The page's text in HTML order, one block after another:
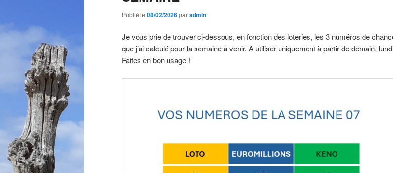
Publié le 08/02/2026paradmin
Je vous prie de trouver ci-dessous, en fonction des loteries, les 3 numéros de
que j’ai calculé pour la semaine à venir. A utiliser uniquement à partir de demain,
Faites en bon usage !